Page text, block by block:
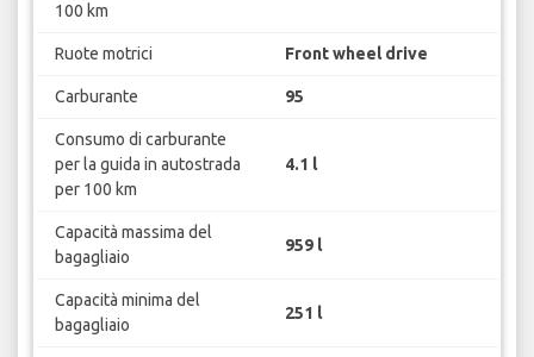
100 km
Ruote motrici Front wheel drive
Carburante 95
Consumo di carburante
per la guida in autostrada
per 100 km
4.1 l
Capacità massima del
bagagliaio
959 l
Capacità minima del
bagagliaio
251 l